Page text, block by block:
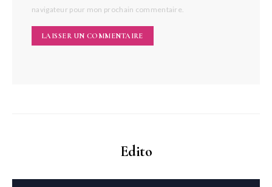
navigateur pour mon prochain commentaire.
Edito